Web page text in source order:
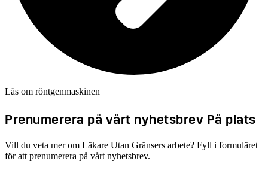
Läs om röntgenmaskinen
Prenumerera på vårt nyhetsbrev På plats
Vill du veta mer om Läkare Utan Gränsers arbete? Fyll i formuläret
för att prenumerera på vårt nyhetsbrev.